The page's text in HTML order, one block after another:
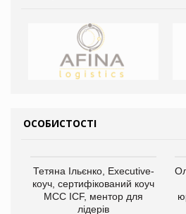
ОСОБИСТОСТІ
Тетяна Ільєнко, Executive-
коуч, сертифікований коуч
МСС ICF, ментор для
лідерів